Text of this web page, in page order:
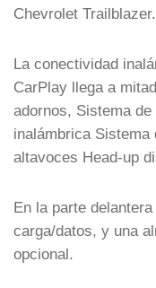
Chevrolet Trailblazer.
La conectividad
CarPlay llega a
adornos, Sistema
inalámbrica Sistema
altavoces Head-up
En la parte
carga/datos, y una
opcional.